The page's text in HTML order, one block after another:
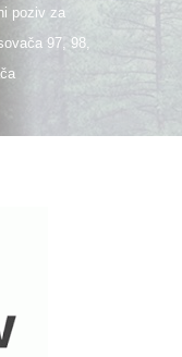
poziv za
97, 98,